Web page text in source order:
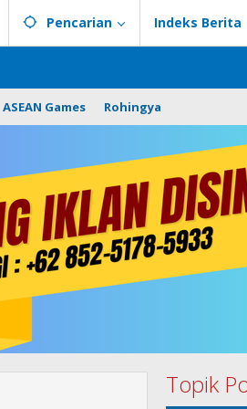
Pencarian Indeks Berita
ASEAN Games Rohingya
Topik